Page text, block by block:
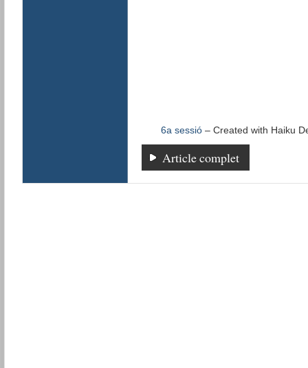
6a sessió – Created with Haiku
Article complet